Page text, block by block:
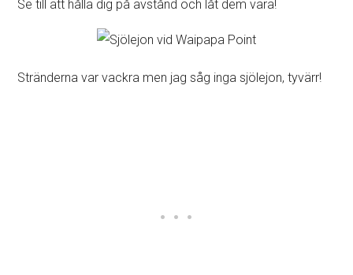
Se till att hålla dig på avstånd och låt dem vara!
Stränderna var vackra men jag såg inga sjölejon, tyvärr!